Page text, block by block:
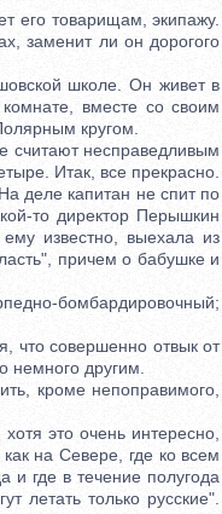
его товарищам, экипажу.
заменит ли он дорогого
школе. Он живет в
вместе со своим
кругом.
считают несправедливым
Итак, все прекрасно.
деле капитан не спит по
то директор Перышкин
известно, выехала из
причем о бабушке и
бомбардировочный;
что совершенно отвык от
немного другим.
кроме непоправимого,
это очень интересно,
на Севере, где ко всем
и где в течение полугода
летать только русские".